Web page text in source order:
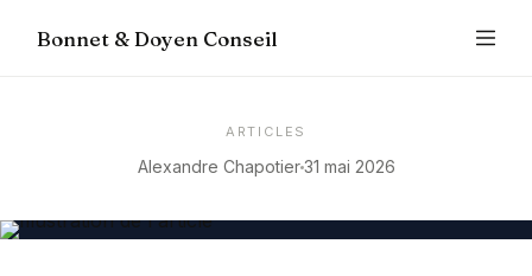
Bonnet & Doyen Conseil
ARTICLES
Alexandre Chapotier31 mai 2026